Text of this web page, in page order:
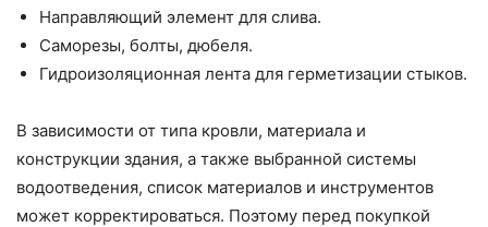
Направляющий элемент для слива.
Саморезы, болты, дюбеля.
Гидроизоляционная лента для герметизации стыков.
В зависимости от типа кровли, материала и
конструкции здания, а также выбранной системы
водоотведения, список материалов и инструментов
может корректироваться. Поэтому перед покупкой